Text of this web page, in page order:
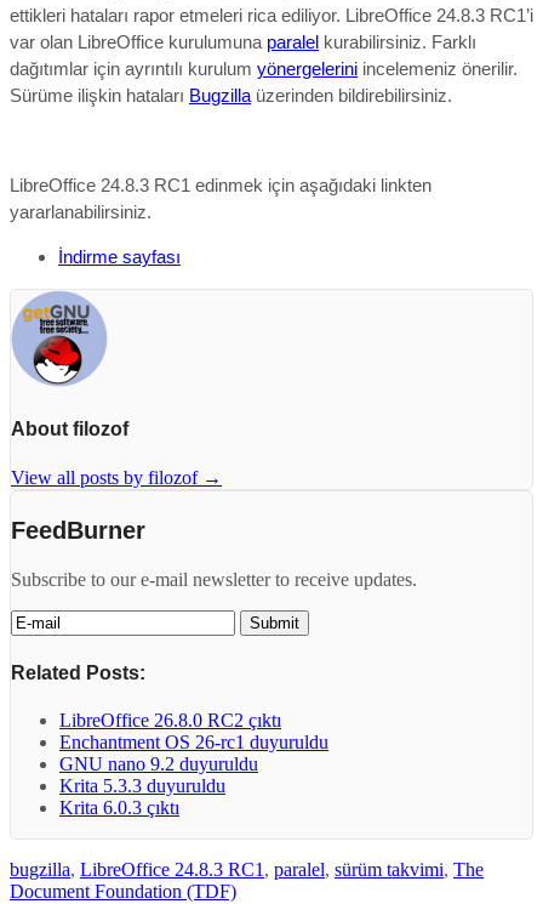
ettikleri hataları rapor etmeleri rica ediliyor. LibreOffice 24.8.3 RC1’i
var olan LibreOffice kurulumuna paralel kurabilirsiniz. Farklı
dağıtımlar için ayrıntılı kurulum yönergelerini incelemeniz önerilir.
Sürüme ilişkin hataları Bugzilla üzerinden bildirebilirsiniz.
LibreOffice 24.8.3 RC1 edinmek için aşağıdaki linkten
yararlanabilirsiniz.
İndirme sayfası
About filozof
View all posts by filozof →
FeedBurner
Subscribe to our e-mail newsletter to receive updates.
Related Posts:
LibreOffice 26.8.0 RC2 çıktı
Enchantment OS 26-rc1 duyuruldu
GNU nano 9.2 duyuruldu
Krita 5.3.3 duyuruldu
Krita 6.0.3 çıktı
bugzilla, LibreOffice 24.8.3 RC1 , paralel, sürüm takvimi, The
Document Foundation (TDF)